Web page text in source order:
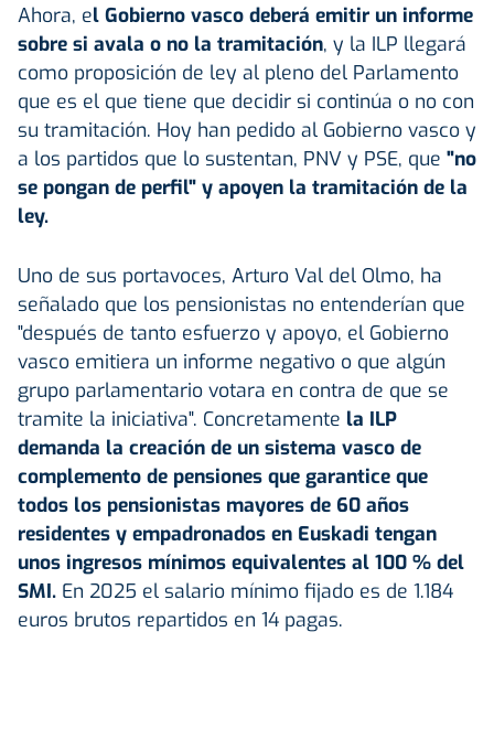
Ahora, el Gobierno vasco deberá emitir un informe
sobre si avala o no la tramitación, y la ILP llegará
como proposición de ley al pleno del Parlamento
que es el que tiene que decidir si continúa o no con
su tramitación. Hoy han pedido al Gobierno vasco y
a los partidos que lo sustentan, PNV y PSE, que "no
se pongan de perfil" y apoyen la tramitación de la
ley.
Uno de sus portavoces, Arturo Val del Olmo, ha
señalado que los pensionistas no entenderían que
"después de tanto esfuerzo y apoyo, el Gobierno
vasco emitiera un informe negativo o que algún
grupo parlamentario votara en contra de que se
tramite la iniciativa". Concretamente la ILP
demanda la creación de un sistema vasco de
complemento de pensiones que garantice que
todos los pensionistas mayores de 60 años
residentes y empadronados en Euskadi tengan
unos ingresos mínimos equivalentes al 100 % del
SMI. En 2025 el salario mínimo fijado es de 1.184
euros brutos repartidos en 14 pagas.